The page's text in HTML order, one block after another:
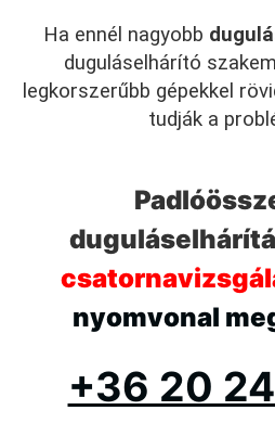
Ha ennél nagyobb
duguláselhárító
legkorszerűbb gépekkel
tudják a
nyomvonal
+36 20